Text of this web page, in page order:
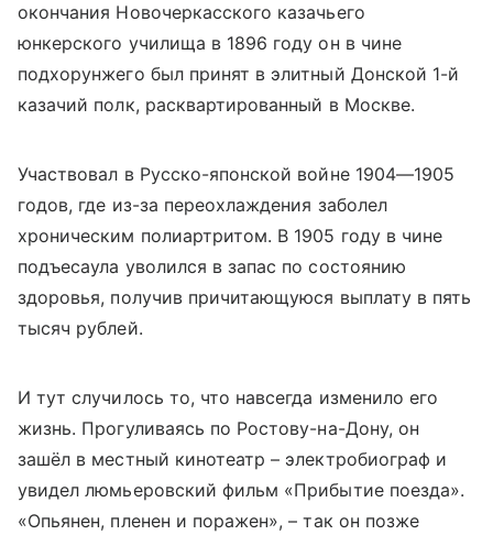
окончания Новочеркасского казачьего
юнкерского училища в 1896 году он в чине
подхорунжего был принят в элитный Донской 1-й
казачий полк, расквартированный в Москве.
Участвовал в Русско-японской войне 1904—1905
годов, где из-за переохлаждения заболел
хроническим полиартритом. В 1905 году в чине
подъесаула уволился в запас по состоянию
здоровья, получив причитающуюся выплату в пять
тысяч рублей.
И тут случилось то, что навсегда изменило его
жизнь. Прогуливаясь по Ростову-на-Дону, он
зашёл в местный кинотеатр – электробиограф и
увидел люмьеровский фильм «Прибытие поезда».
«Опьянен, пленен и поражен», – так он позже